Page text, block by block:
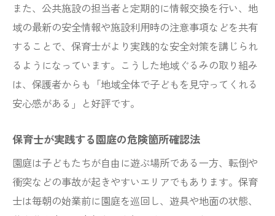
また、公共施設の担当者と定期的に情報交換を行い、地
域の最新の安全情報や施設利用時の注意事項などを共有
することで、保育士がより実践的な安全対策を講じられ
るようになっています。こうした地域ぐるみの取り組み
は、保護者からも「地域全体で子どもを見守ってくれる
安心感がある」と好評です。
保育士が実践する園庭の危険箇所確認法
園庭は子どもたちが自由に遊ぶ場所である一方、転倒や
衝突などの事故が起きやすいエリアでもあります。保育
士は毎朝の始業前に園庭を巡回し、遊具や地面の状態、